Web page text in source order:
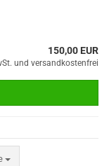
150,00 EUR